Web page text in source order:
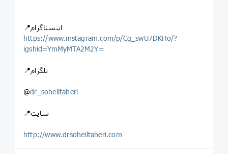
📍اینستاگرام
https://www.instagram.com/p/Cg_swU7DKHo/?
igshid=YmMyMTA2M2Y=
📍تلگرام
@dr_soheiltaheri
📍سایت
http://www.drsoheiltaheri.com